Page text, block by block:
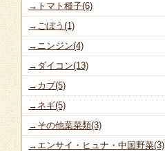
→トマト種子(6)
→ごぼう(1)
→ニンジン(4)
→ダイコン(13)
→カブ(5)
→ネギ(5)
→その他葉菜類(3)
→エンサイ・ヒュナ・中国野菜(3)